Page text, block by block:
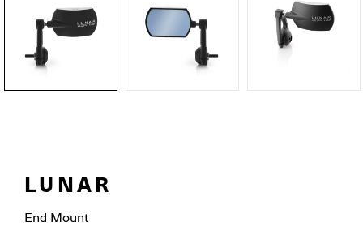
LUNAR
End Mount